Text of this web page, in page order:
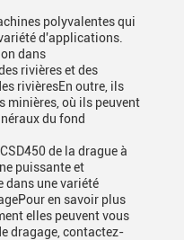
polyvalentes qui
d'applications.
dans
rivières et des
rivièresEn outre, ils
minières, où ils peuvent
du fond
de la drague à
puissante et
dans une variété
en savoir plus
elles peuvent vous
dragage, contactez-